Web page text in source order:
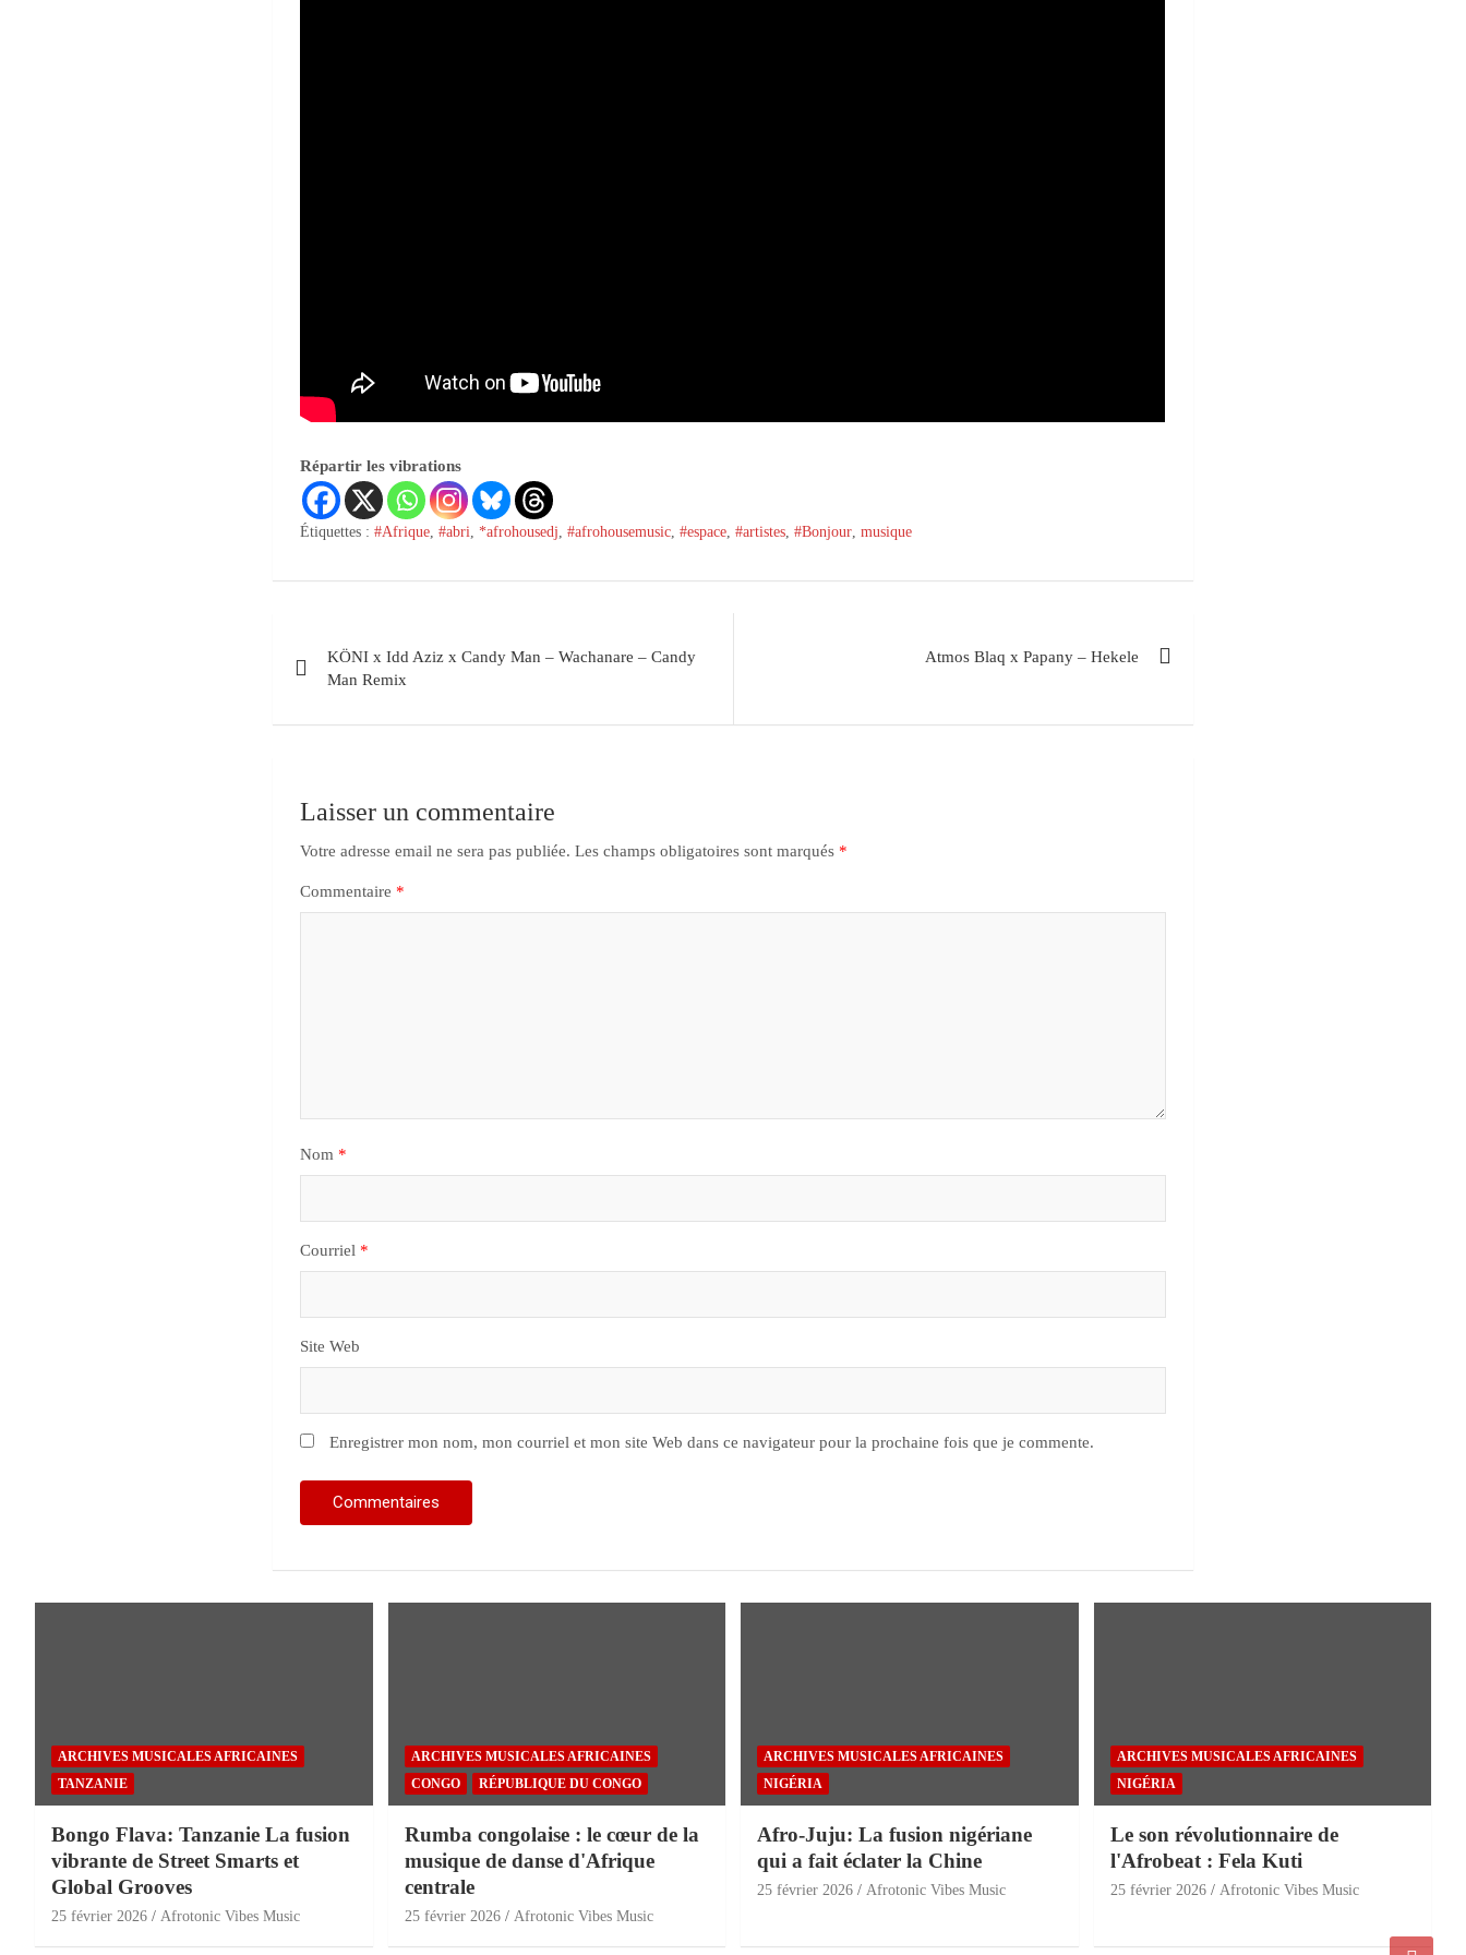
Répartir les vibrations
Étiquettes : #Afrique ,#abri ,*afrohousedj ,#afrohousemusic ,#espace ,#artistes ,#Bonjour ,musique
KÖNI x Idd Aziz x Candy Man – Wachanare – Candy
Man Remix
Atmos Blaq x Papany – Hekele
Laisser un commentaire
Votre adresse email ne sera pas publiée. Les champs obligatoires sont marqués *
Commentaire *
Nom *
Courriel *
Site Web
Enregistrer mon nom, mon courriel et mon site Web dans ce navigateur pour la prochaine fois que je commente.
ARCHIVES MUSICALES AFRICAINES
TANZANIE
Bongo Flava: Tanzanie La fusion
vibrante de Street Smarts et
Global Grooves
25 février 2026 Afrotonic Vibes Music
ARCHIVES MUSICALES AFRICAINES
CONGO
RÉPUBLIQUE DU CONGO
Rumba congolaise : le cœur de la
musique de danse d'Afrique
centrale
25 février 2026 Afrotonic Vibes Music
ARCHIVES MUSICALES AFRICAINES
NIGÉRIA
Afro-Juju: La fusion nigériane
qui a fait éclater la Chine
25 février 2026 Afrotonic Vibes Music
ARCHIVES MUSICALES AFRICAINES
NIGÉRIA
Le son révolutionnaire de
l'Afrobeat : Fela Kuti
25 février 2026 Afrotonic Vibes Music